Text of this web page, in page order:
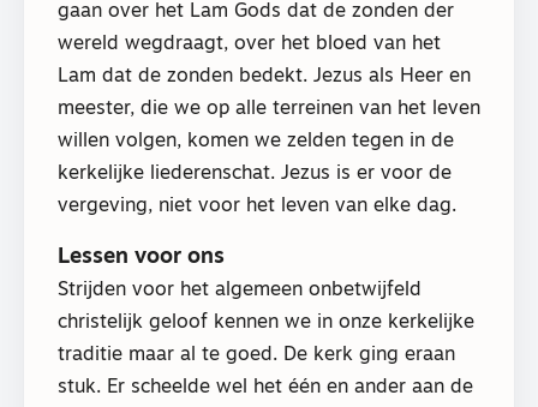
gaan over het Lam Gods dat de zonden der
wereld wegdraagt, over het bloed van het
Lam dat de zonden bedekt. Jezus als Heer en
meester, die we op alle terreinen van het leven
willen volgen, komen we zelden tegen in de
kerkelijke liederenschat. Jezus is er voor de
vergeving, niet voor het leven van elke dag.
Lessen voor ons
Strijden voor het algemeen onbetwijfeld
christelijk geloof kennen we in onze kerkelijke
traditie maar al te goed. De kerk ging eraan
stuk. Er scheelde wel het één en ander aan de